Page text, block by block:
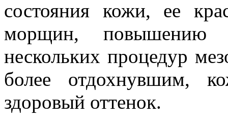
состояния кожи, ее
морщин, повышению
нескольких процедур
более отдохнувшим,
здоровый оттенок.